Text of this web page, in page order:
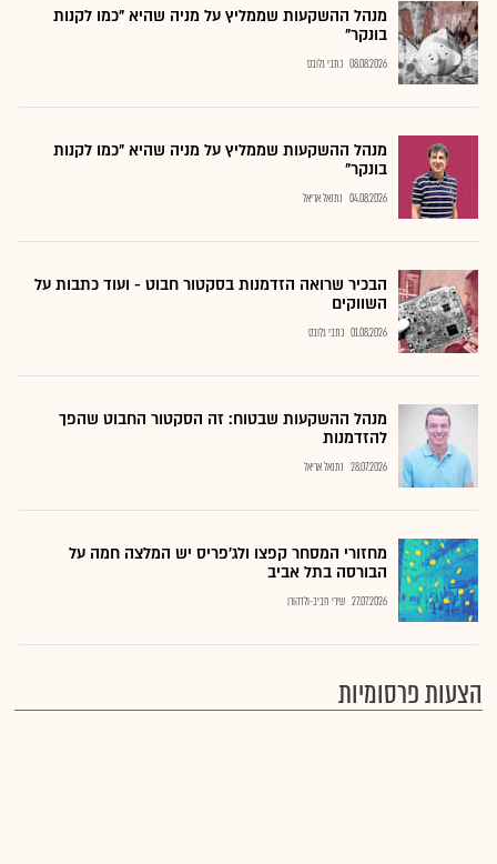
מנהל ההשקעות שממליץ על מניה שהיא "כמו לקנות
בונקר"
08.08.2026 כתבי גלובס
מנהל ההשקעות שממליץ על מניה שהיא "כמו לקנות
בונקר"
04.08.2026 נתנאל אריאל
הבכיר שרואה הזדמנות בסקטור חבוט - ועוד כתבות על
השווקים
01.08.2026 כתבי גלובס
מנהל ההשקעות שבטוח: זה הסקטור החבוט שהפך
להזדמנות
28.07.2026 נתנאל אריאל
מחזורי המסחר קפצו ולג'פריס יש המלצה חמה על
הבורסה בתל אביב
27.07.2026 שירי חביב-ולדהורן
הצעות פרסומיות